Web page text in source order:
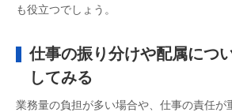
も役立つでしょう。
仕事の振り分けや配属につ
してみる
業務量の負担が多い場合や、仕事の責任が